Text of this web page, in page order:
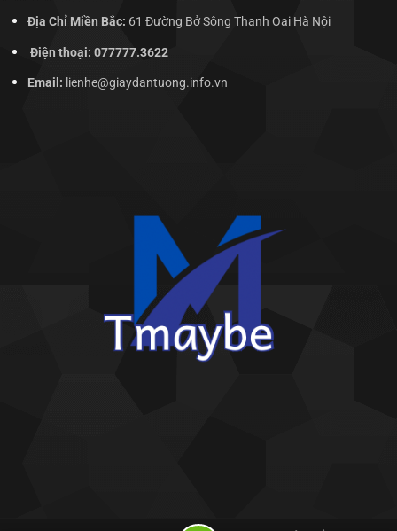
Địa Chỉ Miền Bắc: 61 Đường Bở Sông Thanh Oai Hà Nội
Điện thoại: 077777.3622
Email: lienhe@giaydantuong.info.vn